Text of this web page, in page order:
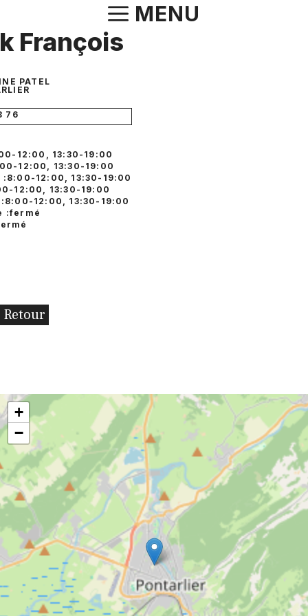
au
contenu
MENU
François
PATEL
76
12:00, 13:30-19:00
12:00, 13:30-19:00
12:00, 13:30-19:00
12:00, 13:30-19:00
12:00, 13:30-19:00
:fermé
Retour
+
−